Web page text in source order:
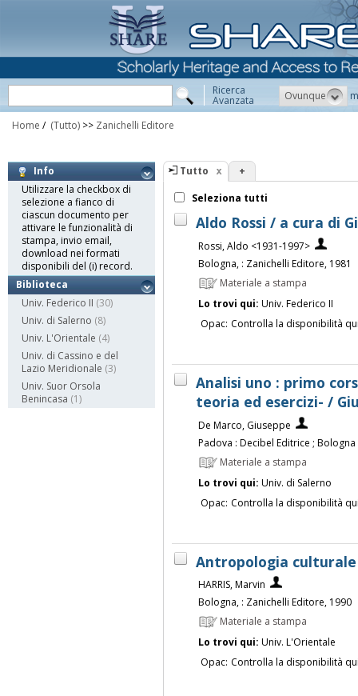
Ricerca
Avanzata Ovunque
Home / (Tutto) >> Zanichelli Editore
Info
Utilizzare la checkbox di
selezione a fianco di
ciascun documento per
attivare le funzionalità di
stampa, invio email,
download nei formati
disponibili del (i) record.
Biblioteca
Univ. Federico II (30)
Univ. di Salerno (8)
Univ. L'Orientale (4)
Univ. di Cassino e del
Lazio Meridionale (3)
Univ. Suor Orsola
Benincasa (1)
Tutto +
Seleziona tutti
Aldo Rossi / a cura di
Rossi, Aldo <1931-1997>
Bologna, : Zanichelli Editore, 1981
Materiale a stampa
Lo trovi qui: Univ. Federico II
Opac: Controlla la disponibilità
Analisi uno : primo
teoria ed esercizi- /
De Marco, Giuseppe
Padova : Decibel Editrice ;
Materiale a stampa
Lo trovi qui: Univ. di Salerno
Opac: Controlla la disponibilità
Antropologia
HARRIS, Marvin
Bologna, : Zanichelli Editore, 1990
Materiale a stampa
Lo trovi qui: Univ. L'Orientale
Opac: Controlla la disponibilità